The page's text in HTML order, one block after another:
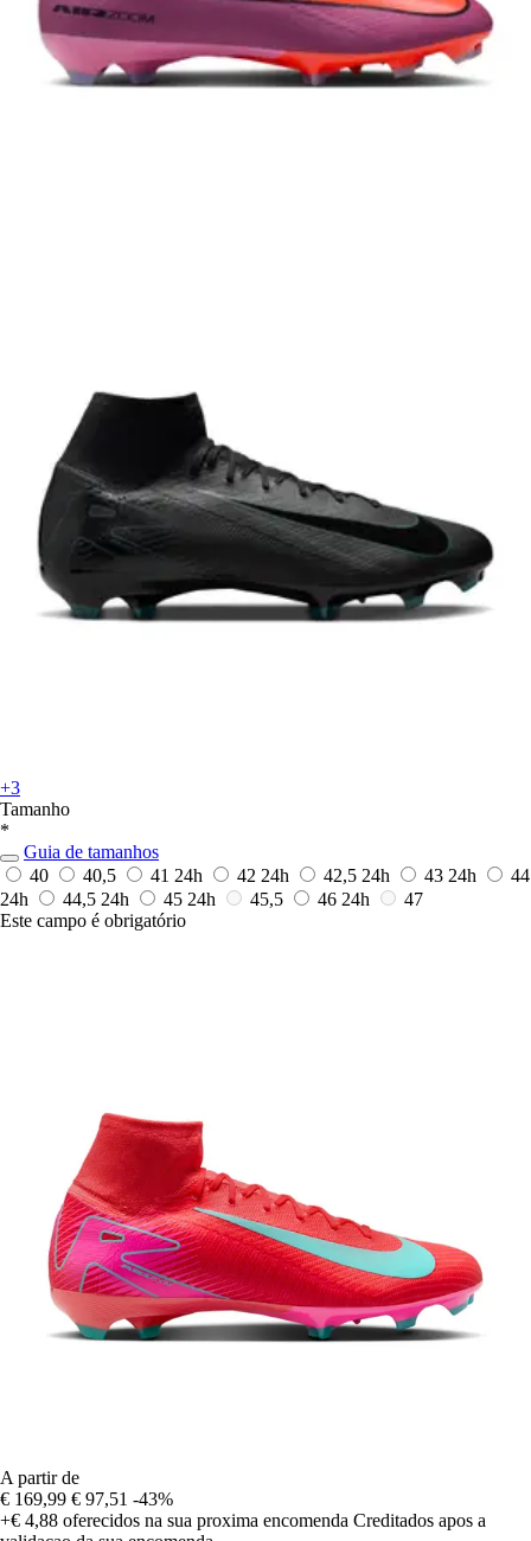
+3
Tamanho
*
Guia de tamanhos
40
40,5 41 24h 42 24h 42,5 24h 43 24h
44
24h
44,5 24h 45 24h 45,5 46 24h
47
Este campo é obrigatório
A partir de
€ 169,99 € 97,51 -43%
+€ 4,88 oferecidos na sua proxima encomenda Creditados apos a